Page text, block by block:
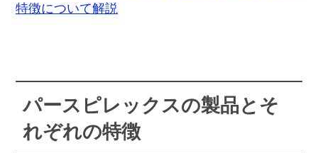
特徴について解説
パースピレックスの製品とそ
れぞれの特徴